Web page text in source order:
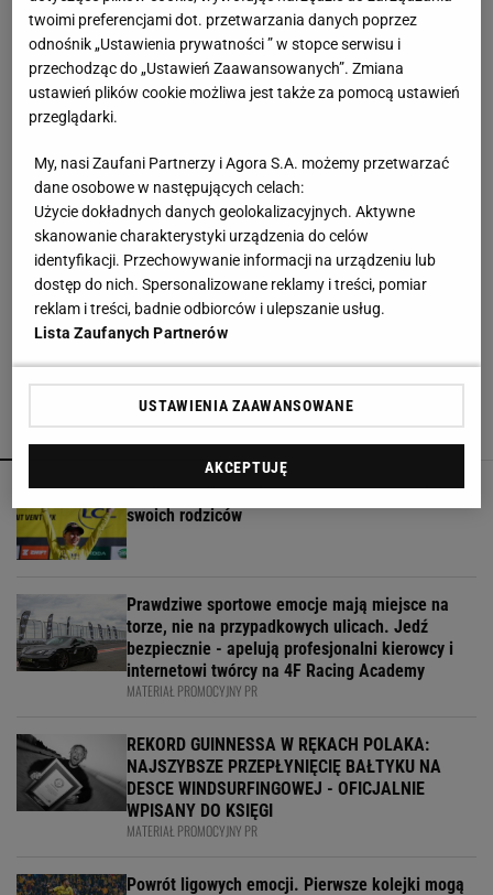
Świątek odwróciła losy meczu z Kostiuk! 6:2 na
koniec
Północna brama gazowa. Jak Polska buduje
Rozstrzygnęli mecz Igi Świątek z Kostiuk. Koniec
w trzech setach
Świątek wróciła z dalekiej podróży! Po
przegranym secie z Kostiuk potem nie dała
rywalce szans
To dlatego Niewiadoma nie zaprosiła na ślub
swoich rodziców
Prawdziwe sportowe emocje mają miejsce na
torze, nie na przypadkowych ulicach. Jedź
bezpiecznie - apelują profesjonalni kierowcy i
internetowi twórcy na 4F Racing Academy
MATERIAŁ PROMOCYJNY PR
REKORD GUINNESSA W RĘKACH POLAKA:
NAJSZYBSZE PRZEPŁYNIĘCIĘ BAŁTYKU NA
DESCE WINDSURFINGOWEJ - OFICJALNIE
WPISANY DO KSIĘGI
MATERIAŁ PROMOCYJNY PR
Powrót ligowych emocji. Pierwsze kolejki mogą
twoimi preferencjami dot. przetwarzania danych poprzez
odnośnik „Ustawienia prywatności ” w stopce serwisu i
przechodząc do „Ustawień Zaawansowanych”. Zmiana
ustawień plików cookie możliwa jest także za pomocą ustawień
przeglądarki.
My, nasi Zaufani Partnerzy i Agora S.A. możemy przetwarzać
dane osobowe w następujących celach:
Użycie dokładnych danych geolokalizacyjnych. Aktywne
skanowanie charakterystyki urządzenia do celów
identyfikacji. Przechowywanie informacji na urządzeniu lub
dostęp do nich. Spersonalizowane reklamy i treści, pomiar
reklam i treści, badnie odbiorców i ulepszanie usług.
Lista Zaufanych Partnerów
USTAWIENIA ZAAWANSOWANE
AKCEPTUJĘ